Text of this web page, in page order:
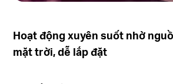
Hoạt động xuyên suốt nhờ
mặt trời, dễ lắp đặt